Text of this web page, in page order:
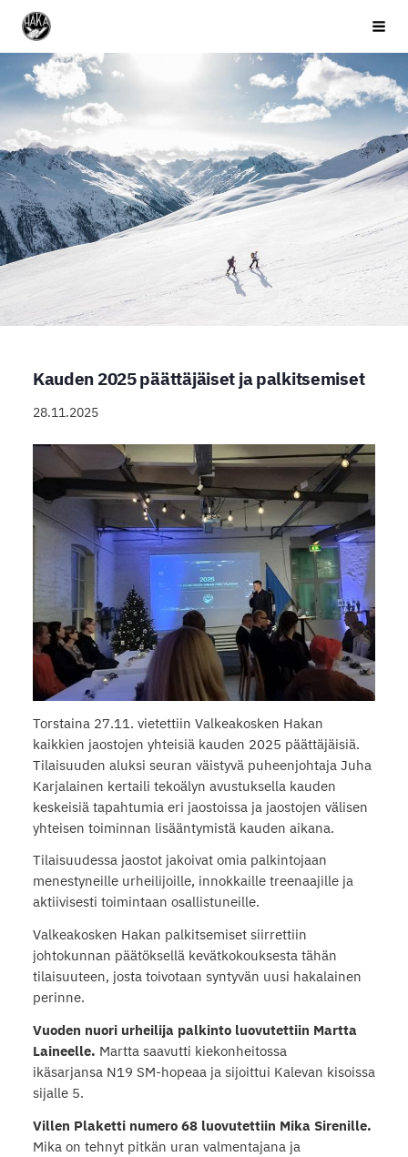
Siirry
sivun
sisältöön
Valkeakosken Haka
Kauden 2025 päättäjäiset ja palkitsemiset
28.11.2025
Torstaina 27.11. vietettiin Valkeakosken Hakan
kaikkien jaostojen yhteisiä kauden 2025 päättäjäisiä.
Tilaisuuden aluksi seuran väistyvä puheenjohtaja Juha
Karjalainen kertaili tekoälyn avustuksella kauden
keskeisiä tapahtumia eri jaostoissa ja jaostojen välisen
yhteisen toiminnan lisääntymistä kauden aikana.
Tilaisuudessa jaostot jakoivat omia palkintojaan
menestyneille urheilijoille, innokkaille treenaajille ja
aktiivisesti toimintaan osallistuneille.
Valkeakosken Hakan palkitsemiset siirrettiin
johtokunnan päätöksellä kevätkokouksesta tähän
tilaisuuteen, josta toivotaan syntyvän uusi hakalainen
perinne.
Vuoden nuori urheilija palkinto luovutettiin Martta
Laineelle. Martta saavutti kiekonheitossa
ikäsarjansa N19 SM-hopeaa ja sijoittui Kalevan kisoissa
sijalle 5.
Villen Plaketti numero 68 luovutettiin Mika Sirenille.
Mika on tehnyt pitkän uran valmentajana ja